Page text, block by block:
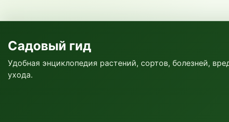
Садовый гид
Удобная энциклопедия растений, сортов, болезней,
ухода.